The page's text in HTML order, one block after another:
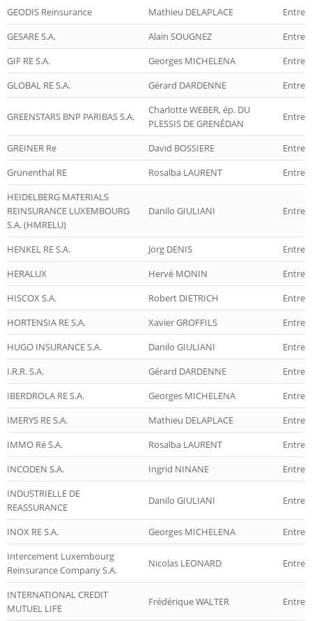
GEODIS Reinsurance Mathieu DELAPLACE
GESARE S.A.
Alain SOUGNEZ
GIF RE S.A.
Georges MICHELENA
GLOBAL RE S.A.
Gérard DARDENNE
GREENSTARS BNP PARIBAS S.A.
Charlotte WEBER, ép. DU
PLESSIS DE GRENÉDAN
GREINER Re David BOSSIERE
Grünenthal RE
Rosalba LAURENT
HEIDELBERG MATERIALS
REINSURANCE LUXEMBOURG
S.A. (HMRELU)
Danilo GIULIANI
HENKEL RE S.A. Jörg DENIS
HERALUX
Hervé MONIN
HISCOX S.A.
Robert DIETRICH
HORTENSIA RE S.A.
Xavier GROFFILS
HUGO INSURANCE S.A.
Danilo GIULIANI
I.R.R. S.A.
Gérard DARDENNE
IBERDROLA RE S.A.
Georges MICHELENA
IMERYS RE S.A.
Mathieu DELAPLACE
IMMO Ré S.A.
Rosalba LAURENT
INCODEN S.A.
Ingrid NINANE
INDUSTRIELLE DE
REASSURANCE
Danilo GIULIANI
INOX RE S.A. Georges MICHELENA
Intercement Luxembourg
Reinsurance Company S.A.
Nicolas LEONARD
INTERNATIONAL CREDIT
MUTUEL LIFE
Frédérique WALTER